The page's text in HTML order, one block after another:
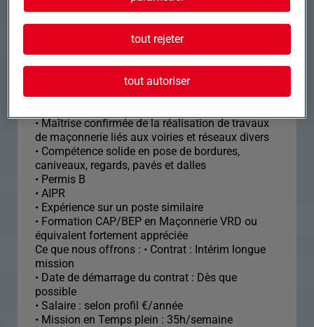
Formation et expérience Nous recherchons un(e)
Maçon(ne) VRD expérimenté(e) doté(e) d'une
expertise avérée dans les travaux de voirie et
réseaux divers.
• Maîtrise confirmée de la réalisation de travaux
de maçonnerie liés aux voiries et réseaux divers
• Compétence solide en pose de bordures,
caniveaux, regards, pavés et dalles
• Permis B
• AIPR
• Expérience sur un poste similaire
• Formation CAP/BEP en Maçonnerie VRD ou
équivalent fortement appréciée
Ce que nous offrons : • Contrat : Intérim longue
mission
• Date de démarrage du contrat : Dès que
possible
• Salaire : selon profil €/année
• Mission en Temps plein : 35h/semaine
tout rejeter
tout autoriser